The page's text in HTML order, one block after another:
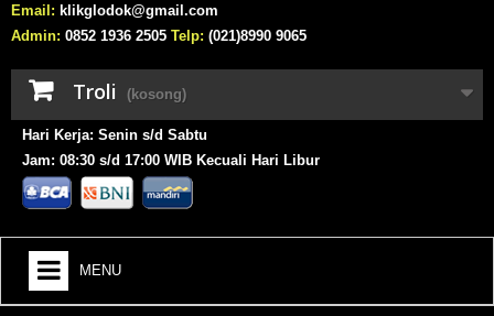
Email: klikglodok@gmail.com
Admin: 0852 1936 2505 Telp: (021)8990 9065
Troli (kosong)
Hari Kerja: Senin s/d Sabtu
Jam: 08:30 s/d 17:00 WIB Kecuali Hari Libur
MENU